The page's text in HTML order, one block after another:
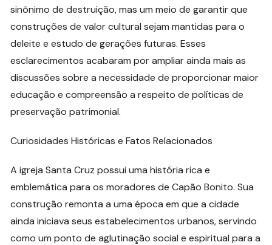
sinônimo de destruição, mas um meio de garantir que
construções de valor cultural sejam mantidas para o
deleite e estudo de gerações futuras. Esses
esclarecimentos acabaram por ampliar ainda mais as
discussões sobre a necessidade de proporcionar maior
educação e compreensão a respeito de políticas de
preservação patrimonial.
Curiosidades Históricas e Fatos Relacionados
A igreja Santa Cruz possui uma história rica e
emblemática para os moradores de Capão Bonito. Sua
construção remonta a uma época em que a cidade
ainda iniciava seus estabelecimentos urbanos, servindo
como um ponto de aglutinação social e espiritual para a